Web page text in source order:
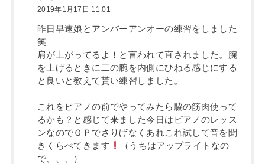
2019年1月17日 11:01
昨日早速娘とアンバーアンオーの練習をしました
笑
肩が上がってるよ！と言われて直されました。腕
を上げるときに二の腕を内側にひねる感じにする
と良いと教えて貰い練習しました。
これをピアノの前でやってみたら脇の筋肉使って
るかも？と感じて来ました今日はピアノのレッス
ンなのでＧＰでさりげなくあれこれ試して音を聞
きくらべてきます
（うちはアップライトなの
で、、、）